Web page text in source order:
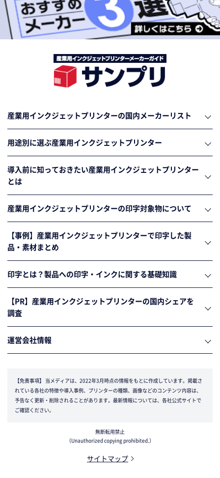
産業用インクジェットプリンターの国内メーカーリスト
用途別に選ぶ産業用インクジェットプリンター
導入前に知っておきたい産業用インクジェットプリンター
とは
産業用インクジェットプリンターの印字対象物について
【事例】産業用インクジェットプリンターで印字した製
品・素材まとめ
印字とは？製品への印字・インクに関する基礎知識
【PR】産業用インクジェットプリンターの国内シェアを
調査
運営会社情報
【免責事項】 当メディアは、2022年3月時点の情報をもとに作成しています。掲載さ
れている各社の特徴や導入事例、プリンターの種類、画像などのコンテンツ内容は、
予告なく更新・削除されることがあります。最新情報については、各社公式サイトで
ご確認ください。
無断転用禁止
（Unauthorized copying prohibited.）
サイトマップ